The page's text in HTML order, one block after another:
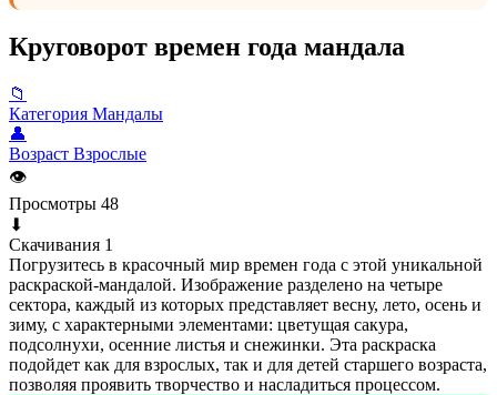
Круговорот времен года мандала
📁
Категория Мандалы
👤
Возраст Взрослые
👁
Просмотры 48
⬇
Скачивания 1
Погрузитесь в красочный мир времен года с этой уникальной
раскраской-мандалой. Изображение разделено на четыре
сектора, каждый из которых представляет весну, лето, осень и
зиму, с характерными элементами: цветущая сакура,
подсолнухи, осенние листья и снежинки. Эта раскраска
подойдет как для взрослых, так и для детей старшего возраста,
позволяя проявить творчество и насладиться процессом.